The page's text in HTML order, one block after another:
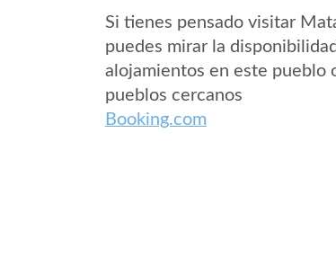
Si tienes pensado visitar
puedes mirar la
alojamientos en este pueblo
pueblos cercanos
Booking.com